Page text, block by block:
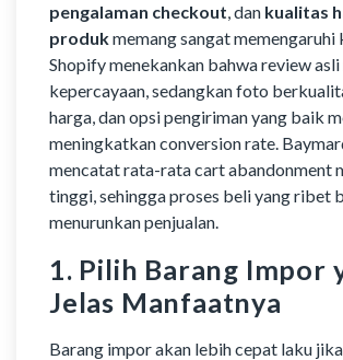
pengalaman checkout, dan kualitas
produkmemang sangat memengaruhi
Shopify menekankan bahwa review
kepercayaan, sedangkan foto
harga, dan opsi pengiriman yang baik
meningkatkan conversion rate.
mencatat rata-rata cart abandonment
tinggi, sehingga proses beli yang ribet
menurunkan penjualan.
1. Pilih Barang Impor
Jelas Manfaatnya
Barang impor akan lebih cepat laku